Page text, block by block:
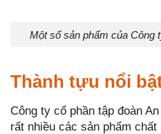
Một số sản phẩm của Công
Thành tựu nổi
Công ty cổ phần tập đoàn
rất nhiều các sản phẩm